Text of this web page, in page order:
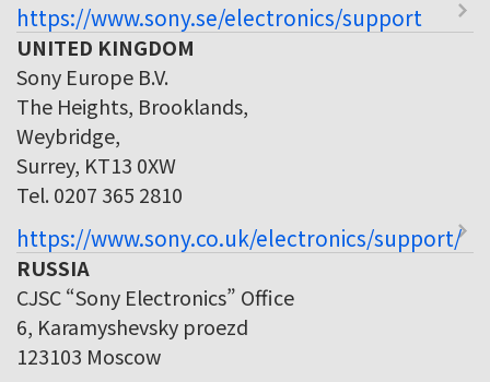
https://www.sony.se/electronics/support
UNITED KINGDOM
Sony Europe B.V.
The Heights, Brooklands,
Weybridge,
Surrey, KT13 0XW
Tel. 0207 365 2810
https://www.sony.co.uk/electronics/support/
RUSSIA
CJSC “Sony Electronics” Office
6, Karamyshevsky proezd
123103 Moscow